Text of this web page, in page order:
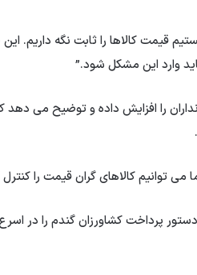
قیمت کالاها را ثابت نگه داریم.
وارد این مشکل شود.”
را افزایش داده و توضیح می
پرداخت كشاورزان گندم را در